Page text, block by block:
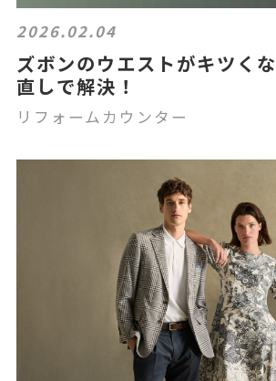
2026.02.04
ズボンのウエストがキツく
直しで解決！
リフォームカウンター